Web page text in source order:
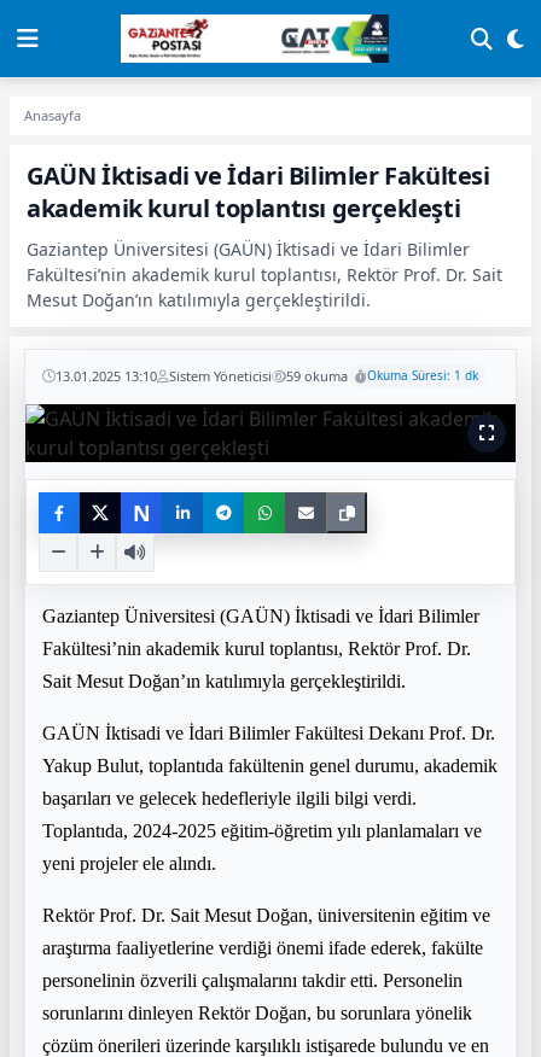
Anasayfa
GAÜN İktisadi ve İdari Bilimler Fakültesi
akademik kurul toplantısı gerçekleşti
Gaziantep Üniversitesi (GAÜN) İktisadi ve İdari Bilimler
Fakültesi’nin akademik kurul toplantısı, Rektör Prof. Dr. Sait
Mesut Doğan’ın katılımıyla gerçekleştirildi.
13.01.2025 13:10 Sistem Yöneticisi 59 okuma Okuma Süresi: 1 dk
N
Gaziantep Üniversitesi (GAÜN) İktisadi ve İdari Bilimler
Fakültesi’nin akademik kurul toplantısı, Rektör Prof. Dr.
Sait Mesut Doğan’ın katılımıyla gerçekleştirildi.
GAÜN İktisadi ve İdari Bilimler Fakültesi Dekanı Prof. Dr.
Yakup Bulut, toplantıda fakültenin genel durumu, akademik
başarıları ve gelecek hedefleriyle ilgili bilgi verdi.
Toplantıda, 2024-2025 eğitim-öğretim yılı planlamaları ve
yeni projeler ele alındı.
Rektör Prof. Dr. Sait Mesut Doğan, üniversitenin eğitim ve
araştırma faaliyetlerine verdiği önemi ifade ederek, fakülte
personelinin özverili çalışmalarını takdir etti. Personelin
sorunlarını dinleyen Rektör Doğan, bu sorunlara yönelik
çözüm önerileri üzerinde karşılıklı istişarede bulundu ve en